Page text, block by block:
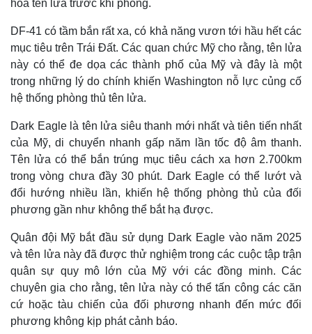
hóa tên lửa trước khi phóng.
DF-41 có tầm bắn rất xa, có khả năng vươn tới hầu hết các
mục tiêu trên Trái Đất. Các quan chức Mỹ cho rằng, tên lửa
này có thể đe dọa các thành phố của Mỹ và đây là một
trong những lý do chính khiến Washington nỗ lực củng cố
hệ thống phòng thủ tên lửa.
Dark Eagle là tên lửa siêu thanh mới nhất và tiên tiến nhất
của Mỹ, di chuyển nhanh gấp năm lần tốc độ âm thanh.
Tên lửa có thể bắn trúng mục tiêu cách xa hơn 2.700km
trong vòng chưa đầy 30 phút. Dark Eagle có thể lướt và
đổi hướng nhiều lần, khiến hệ thống phòng thủ của đối
phương gần như không thể bắt hạ được.
Quân đội Mỹ bắt đầu sử dụng Dark Eagle vào năm 2025
và tên lửa này đã được thử nghiệm trong các cuộc tập trận
quân sự quy mô lớn của Mỹ với các đồng minh. Các
chuyên gia cho rằng, tên lửa này có thể tấn công các căn
cứ hoặc tàu chiến của đối phương nhanh đến mức đối
phương không kịp phát cảnh báo.